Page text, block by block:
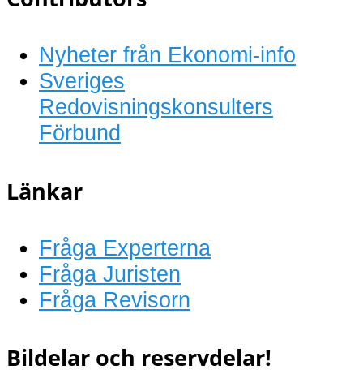
Nyheter från Ekonomi-info
Sveriges
Redovisningskonsulters
Förbund
Länkar
Fråga Experterna
Fråga Juristen
Fråga Revisorn
Bildelar och reservdelar!